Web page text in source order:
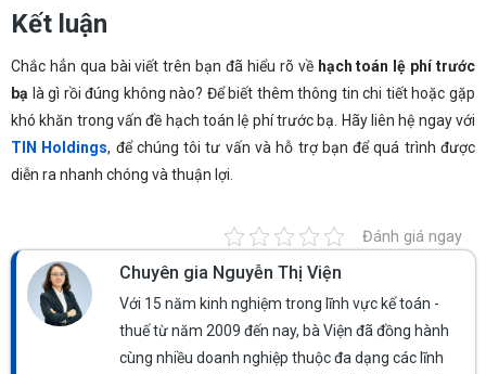
Kết luận
Chắc hẳn qua bài viết trên bạn đã hiểu rõ về hạch toán lệ phí trước
bạ là gì rồi đúng không nào? Để biết thêm thông tin chi tiết hoặc gặp
khó khăn trong vấn đề hạch toán lệ phí trước bạ. Hãy liên hệ ngay với
TIN Holdings, để chúng tôi tư vấn và hỗ trợ bạn để quá trình được
diễn ra nhanh chóng và thuận lợi.
Đánh giá ngay
Chuyên gia Nguyễn Thị Viện
Với 15 năm kinh nghiệm trong lĩnh vực kế toán -
thuế từ năm 2009 đến nay, bà Viện đã đồng hành
cùng nhiều doanh nghiệp thuộc đa dạng các lĩnh